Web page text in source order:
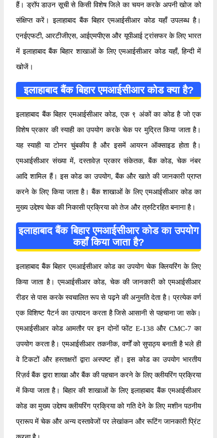
हैं। ड्रॉप डाउन सूची से किसी विशेष जिले का चयन करके अपनी खोज को
संक्षिप्त करें। इलाहाबाद बैंक बिहार एमआईसीआर कोड यहाँ उपलब्ध है।
एनईएफटी, आरटीजीएस, आईएमपीएस और यूपीआई ट्रांसफर के लिए भारत
में इलाहाबाद बैंक बिहार शाखाओं के लिए एमआईसीआर कोड यहाँ, हिन्दी में
खोजें।
इलाहाबाद बैंक बिहार एमआईसीआर कोड क्या है?
इलाहाबाद बैंक बिहार एमआईसीआर कोड, एक ९ अंकों का कोड है जो एक
विशेष प्रकार की स्याही का उपयोग करके चेक पर मुद्रित किया जाता है।
यह स्याही या टोनर चुंबकीय है और इसमें आयरन ऑक्साइड होता है।
एमआईसीआर संख्या में, दस्तावेज़ प्रकार संकेतक, बैंक कोड, चेक नंबर
आदि शामिल हैं। इस कोड का उपयोग, बैंक और खाते की जानकारी प्राप्त
करने के लिए किया जाता है। बैंक शाखाओं के लिए एमआईसीआर कोड का
मुख्य उद्देश्य चेक की निकासी प्रक्रिया को तेज और त्रुटिरहित बनाना है।
इलाहाबाद बैंक बिहार एमआईसीआर कोड का उपयोग
कहाँ किया जाता है?
इलाहाबाद बैंक बिहार एमआईसीआर कोड का उपयोग चेक क्लियरिंग के लिए
किया जाता है। एमआईसीआर कोड, चेक की जानकारी को एमआईसीआर
रीडर से पास करके स्वचालित रूप से पढ़ने की अनुमति देता है। प्रत्येक वर्ण
एक विशिष्ट पैटर्न का उत्पादन करता है जिसे आसानी से पहचाना जा सके।
एमआईसीआर कोड आमतौर पर इन दोनों फोंट E-138 और CMC-7 का
उपयोग करता है। एमआईसीआर तकनीक, वर्णों को सुपाठ्य बनाती है भले ही
वे टिकटों और हस्ताक्षरों द्वारा अस्पष्ट हों। इस कोड का उपयोग भारतीय
रिज़र्व बैंक द्वारा शाखा और बैंक की पहचान करने के लिए क्लीयरिंग प्रक्रिया
में किया जाता है। बिहार की शाखाओं के लिए इलाहाबाद बैंक एमआईसीआर
कोड का मुख्य उद्देश्य क्लीयरिंग प्रक्रिया को गति देने के लिए मशीन पठनीय
प्रारूप में चेक और अन्य दस्तावेजों पर लेखांकन और रूटिंग जानकारी प्रिंट